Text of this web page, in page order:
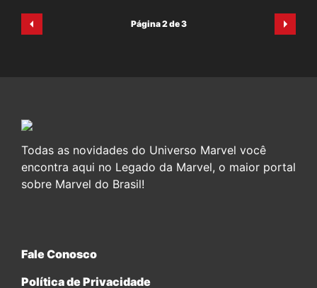
Página 2 de 3
Todas as novidades do Universo Marvel você
encontra aqui no Legado da Marvel, o maior portal
sobre Marvel do Brasil!
Fale Conosco
Política de Privacidade